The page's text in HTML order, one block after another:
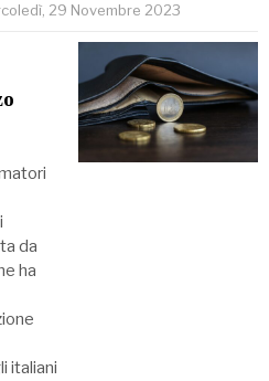
29 Novembre 2023
da
ha
italiani